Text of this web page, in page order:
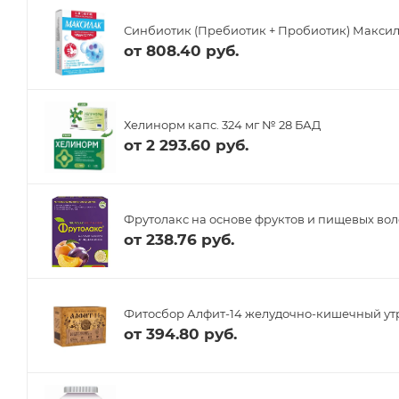
Синбиотик (Пребиотик + Пробиотик)
от 808.40 руб.
Хелинорм капс. 324 мг № 28 БАД
от 2 293.60 руб.
Фрутолакс на основе фруктов и пищевых
от 238.76 руб.
Фитосбор Алфит-14 желудочно-кишечный
от 394.80 руб.